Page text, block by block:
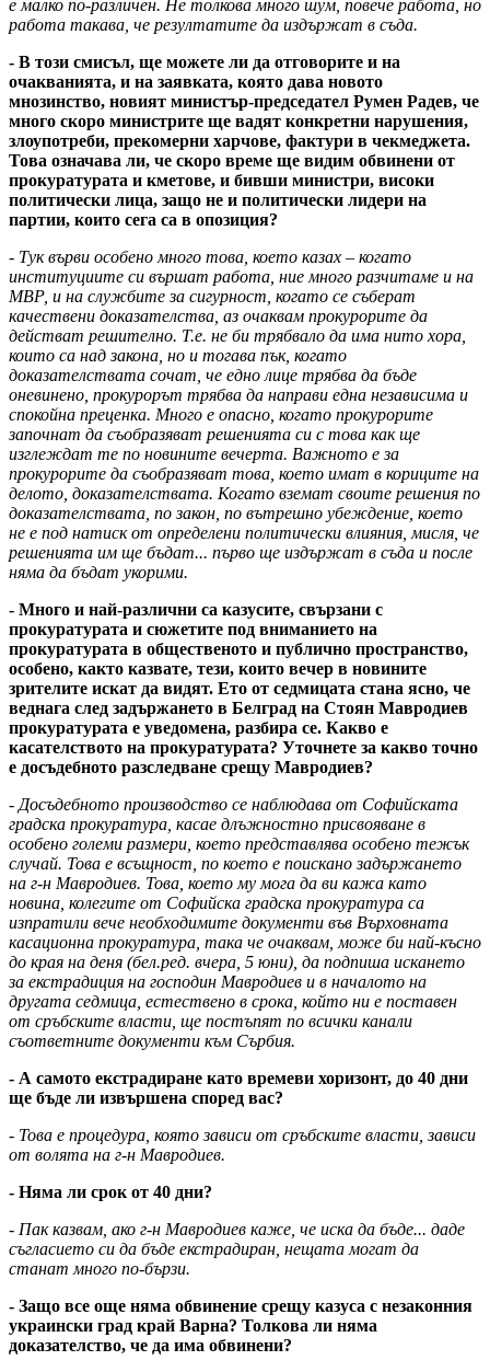
е малко по-различен. Не толкова много шум, повече работа, но
работа такава, че резултатите да издържат в съда.
- В този смисъл, ще можете ли да отговорите и на
очакванията, и на заявката, която дава новото
мнозинство, новият министър-председател Румен Радев, че
много скоро министрите ще вадят конкретни нарушения,
злоупотреби, прекомерни харчове, фактури в чекмеджета.
Това означава ли, че скоро време ще видим обвинени от
прокуратурата и кметове, и бивши министри, високи
политически лица, защо не и политически лидери на
партии, които сега са в опозиция?
- Тук върви особено много това, което казах – когато
институциите си вършат работа, ние много разчитаме и на
МВР, и на службите за сигурност, когато се съберат
качествени доказателства, аз очаквам прокурорите да
действат решително. Т.е. не би трябвало да има нито хора,
които са над закона, но и тогава пък, когато
доказателствата сочат, че едно лице трябва да бъде
оневинено, прокурорът трябва да направи една независима и
спокойна преценка. Много е опасно, когато прокурорите
започнат да съобразяват решенията си с това как ще
изглеждат те по новините вечерта. Важното е за
прокурорите да съобразяват това, което имат в кориците на
делото, доказателствата. Когато вземат своите решения по
доказателствата, по закон, по вътрешно убеждение, което
не е под натиск от определени политически влияния, мисля, че
решенията им ще бъдат... първо ще издържат в съда и после
няма да бъдат укорими.
- Много и най-различни са казусите, свързани с
прокуратурата и сюжетите под вниманието на
прокуратурата в общественото и публично пространство,
особено, както казвате, тези, които вечер в новините
зрителите искат да видят. Ето от седмицата стана ясно, че
веднага след задържането в Белград на Стоян Мавродиев
прокуратурата е уведомена, разбира се. Какво е
касателството на прокуратурата? Уточнете за какво точно
е досъдебното разследване срещу Мавродиев?
- Досъдебното производство се наблюдава от Софийската
градска прокуратура, касае длъжностно присвояване в
особено големи размери, което представлява особено тежък
случай. Това е всъщност, по което е поискано задържането
на г-н Мавродиев. Това, което му мога да ви кажа като
новина, колегите от Софийска градска прокуратура са
изпратили вече необходимите документи във Върховната
касационна прокуратура, така че очаквам, може би най-късно
до края на деня (бел.ред. вчера, 5 юни), да подпиша искането
за екстрадиция на господин Мавродиев и в началото на
другата седмица, естествено в срока, който ни е поставен
от сръбските власти, ще постъпят по всички канали
съответните документи към Сърбия.
- А самото екстрадиране като времеви хоризонт, до 40 дни
ще бъде ли извършена според вас?
- Това е процедура, която зависи от сръбските власти, зависи
от волята на г-н Мавродиев.
- Няма ли срок от 40 дни?
- Пак казвам, ако г-н Мавродиев каже, че иска да бъде... даде
съгласието си да бъде екстрадиран, нещата могат да
станат много по-бързи.
- Защо все още няма обвинение срещу казуса с незаконния
украински град край Варна? Толкова ли няма
доказателство, че да има обвинени?